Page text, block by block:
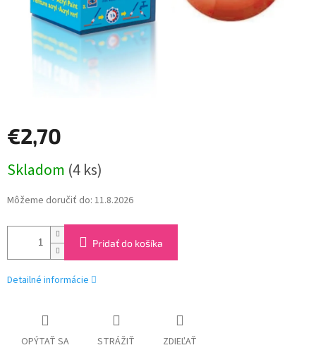
€2,70
cena:
Skladom (4 ks)
Môžeme doručiť do: 11.8.2026
Pridať do košíka
Detailné informácie
OPÝTAŤ SA STRÁŽIŤ ZDIEĽAŤ